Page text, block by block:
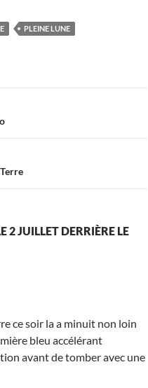
PLEINE LUNE
2 JUILLET DERRIÈRE LE
ce soir la a minuit non loin
bleu accélérant
avant de tomber avec une